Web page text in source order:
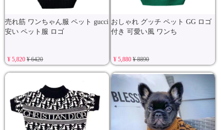
売れ筋 ワンちゃん服 ペット gucci
安い ペット服 ロゴ
¥ 5,820¥ 6420
おしゃれ グッチ ペット GG ロゴ
付き 可愛い風 ワンち
¥ 5,880¥ 8890